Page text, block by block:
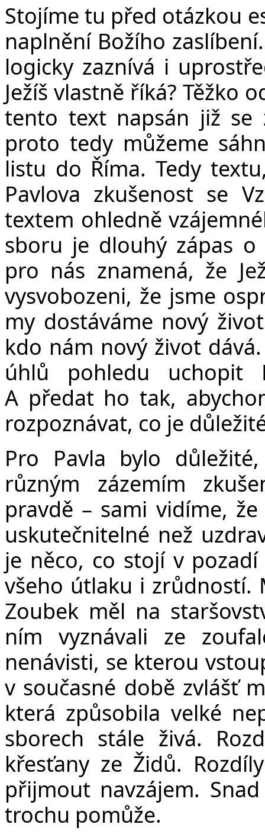
Stojíme tu před otázkou
naplnění Božího
logicky zaznívá i
Ježíš vlastně říká? Těžko
tento text napsán již se
proto tedy můžeme
listu do Říma. Tedy
Pavlova zkušenost se
textem ohledně
sboru je dlouhý zápas o
pro nás znamená, že
vysvobozeni, že jsme
my dostáváme nový
kdo nám nový život
úhlů pohledu uchopit
A předat ho tak,
rozpoznávat, co je
Pro Pavla bylo
různým zázemím
pravdě – sami vidíme,
uskutečnitelné než
je něco, co stojí v
všeho útlaku i zrůdností.
Zoubek měl na
ním vyznávali ze
nenávisti, se kterou
v současné době zvlášť
která způsobila velké
sborech stále živá.
křesťany ze Židů.
přijmout navzájem.
trochu pomůže.